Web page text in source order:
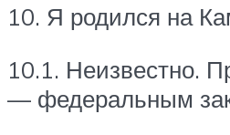
10. Я родился на
10.1. Неизвестно.
— федеральным